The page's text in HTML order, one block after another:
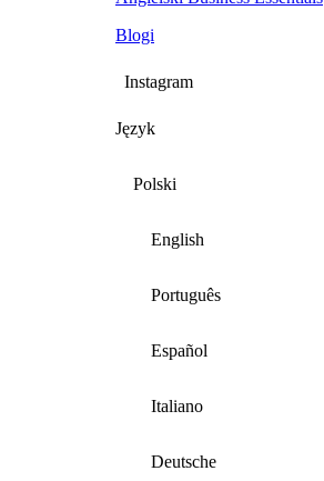
Blogi
Instagram
Język
Polski
English
Português
Español
Italiano
Deutsche